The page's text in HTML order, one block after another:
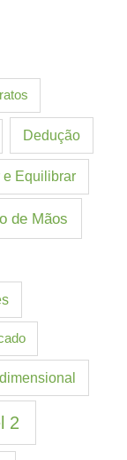
Dedução
e Equilibrar
de Mãos
2